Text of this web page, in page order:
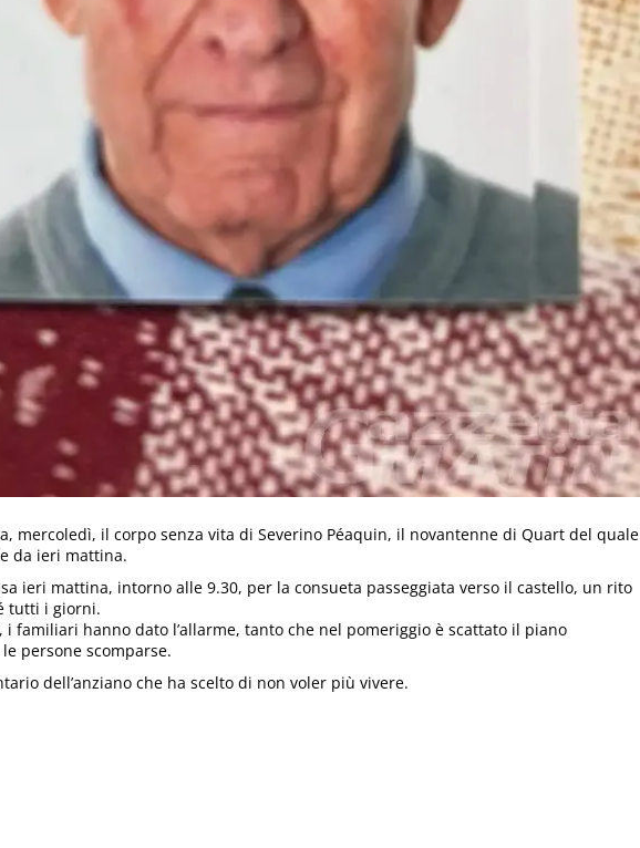
mercoledì, il corpo senza vita di Severino Péaquin, il novantenne di Quart del quale
da ieri mattina.
ieri mattina, intorno alle 9.30, per la consueta passeggiata verso il castello, un rito
tutti i giorni.
familiari hanno dato l’allarme, tanto che nel pomeriggio è scattato il piano
persone scomparse.
dell’anziano che ha scelto di non voler più vivere.